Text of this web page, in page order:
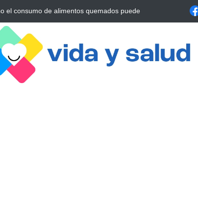
Esencial para Mejorar tu Bienestar La conexión vital